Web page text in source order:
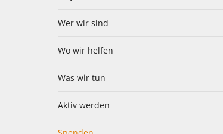
Wer wir sind
Wo wir helfen
Was wir tun
Aktiv werden